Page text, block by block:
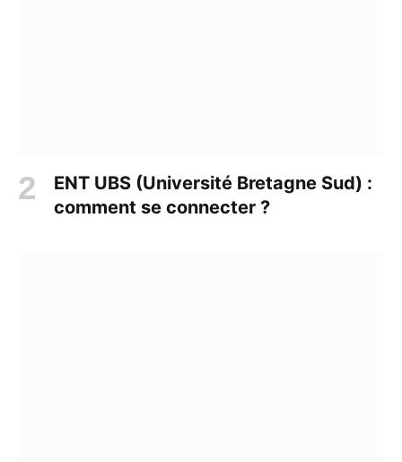
ENT UBS (Université Bretagne Sud) :
comment se connecter ?